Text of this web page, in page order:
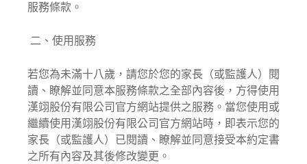
服務條款。
二、使用服務
若您為未滿十八歲，請您於您的家長（或監護人）閱
讀、瞭解並同意本服務條款之全部內容後，方得使用
漢翊股份有限公司官方網站提供之服務。當您使用或
繼續使用漢翊股份有限公司官方網站時，即表示您的
家長（或監護人）已閱讀、瞭解並同意接受本約定書
之所有內容及其後修改變更。